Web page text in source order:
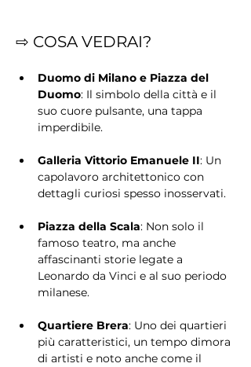
⇨ COSA VEDRAI?
Duomo di Milano e Piazza del
Duomo: Il simbolo della città e il
suo cuore pulsante, una tappa
imperdibile.
Galleria Vittorio Emanuele II: Un
capolavoro architettonico con
dettagli curiosi spesso inosservati.
Piazza della Scala: Non solo il
famoso teatro, ma anche
affascinanti storie legate a
Leonardo da Vinci e al suo periodo
milanese.
Quartiere Brera: Uno dei quartieri
più caratteristici, un tempo dimora
di artisti e noto anche come il